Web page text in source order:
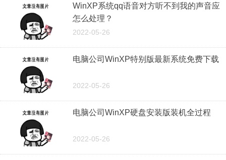
WinXP系统qq语音对方听不到我的声音应
怎么处理？
2022-05-26
电脑公司WinXP特别版最新系统免费下载
2022-05-26
电脑公司WinXP硬盘安装版装机全过程
2022-05-26